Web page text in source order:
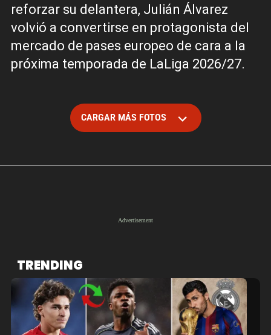
reforzar su delantera, Julián Álvarez
volvió a convertirse en protagonista del
mercado de pases europeo de cara a la
próxima temporada de LaLiga 2026/27.
CARGAR MÁS FOTOS
TRENDING